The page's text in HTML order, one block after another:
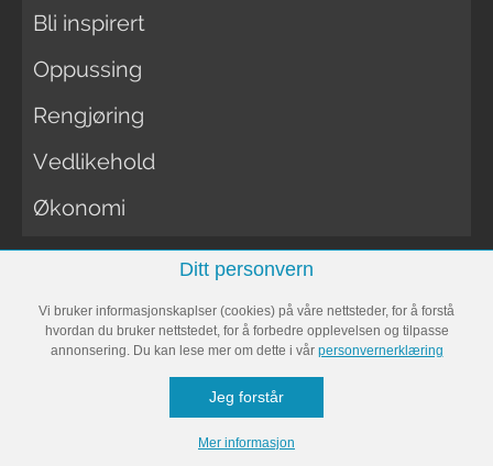
Bli inspirert
Oppussing
Rengjøring
Vedlikehold
Økonomi
Ditt personvern
Vi bruker informasjonskaplser (cookies) på våre nettsteder, for å forstå
hvordan du bruker nettstedet, for å forbedre opplevelsen og tilpasse
annonsering. Du kan lese mer om dette i vår personvernerklæring
Jeg forstår
Mer informasjon